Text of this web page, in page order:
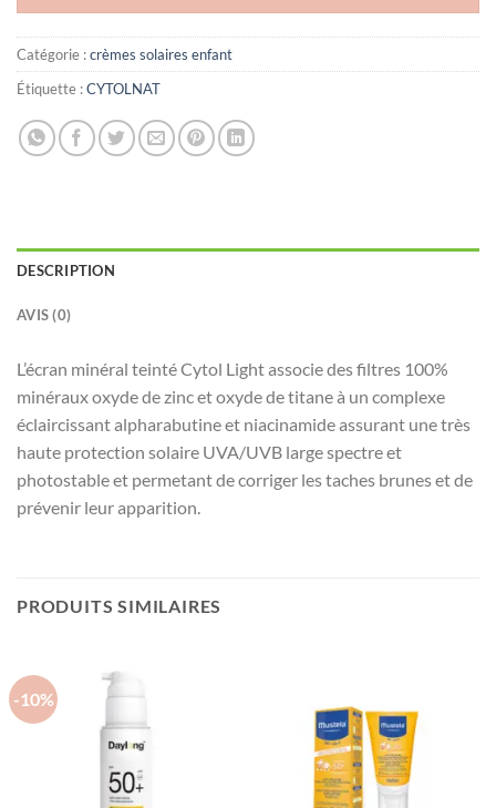
Catégorie :crèmes solaires enfant
Étiquette :CYTOLNAT
DESCRIPTION
AVIS (0)
L’écran minéral teinté Cytol Light associe des filtres 100%
minéraux oxyde de zinc et oxyde de titane à un complexe
éclaircissant alpharabutine et niacinamide assurant une très
haute protection solaire UVA/UVB large spectre et
photostable et permetant de corriger les taches brunes et de
prévenir leur apparition.
PRODUITS SIMILAIRES
-10%